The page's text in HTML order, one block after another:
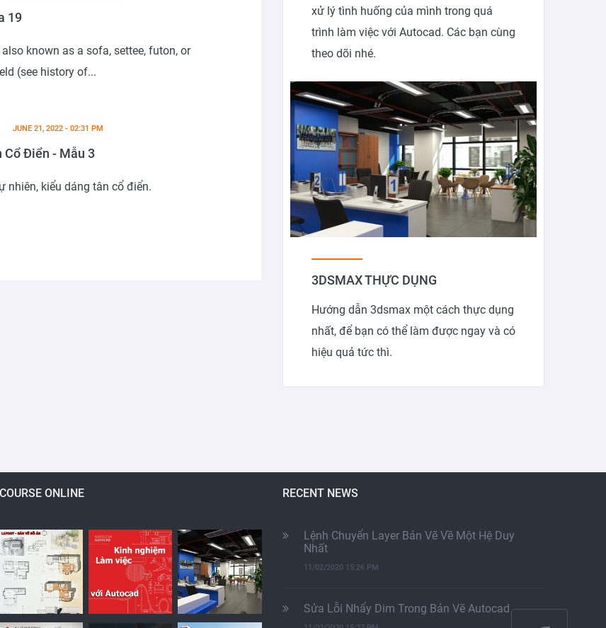
19
also known as a sofa, settee, futon, or
(see history of...
JUNE 21, 2022 - 02:31 PM
Cổ Điển - Mẫu 3
nhiên, kiểu dáng tân cổ điển.
xử lý tình huống của mình trong quá
trình làm việc với Autocad. Các bạn cùng
theo dõi nhé.
3DSMAX THỰC DỤNG
Hướng dẫn 3dsmax một cách thực dụng
nhất, để bạn có thể làm được ngay và có
hiệu quả tức thì.
COURSE ONLINE RECENT NEWS
Lệnh Chuyển Layer Bản Vẽ Về Một Hệ Duy
Nhất
11/02/2020 15:26 PM
Sửa Lỗi Nhẩy Dim Trong Bản Vẽ Autocad